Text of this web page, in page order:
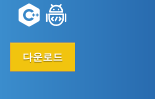
다운로드